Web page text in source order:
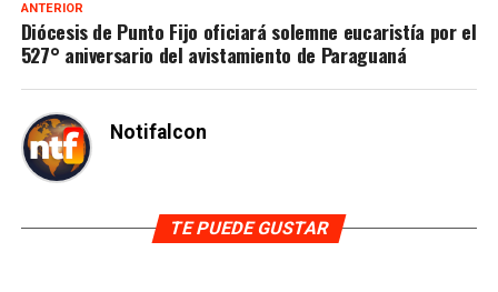
ANTERIOR
Diócesis de Punto Fijo oficiará solemne eucaristía por el
527° aniversario del avistamiento de Paraguaná
Notifalcon
TE PUEDE GUSTAR